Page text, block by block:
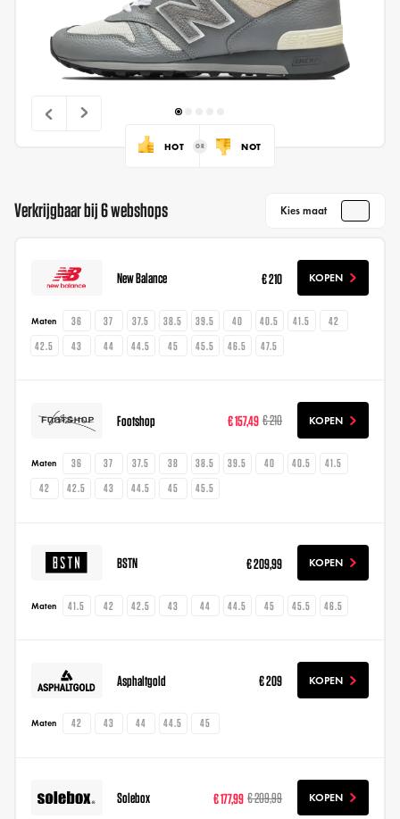
HOT NOT
Verkrijgbaar bij 6 webshops Kies maat
New Balance € 210 KOPEN
Maten 36 37 37.5 38.5 39.5 40 40.5 41.5
42
42.5
43 44 44.5 45 45.5 46.5 47.5
Footshop € 157,49 € 210 KOPEN
Maten 36 37 37.5 38 38.5 39.5 40 40.5
41.5
42
42.5 43 44.5 45 45.5
BSTN € 209,99 KOPEN
Maten 41.5 42 42.5 43 44 44.5 45 45.5 46.5
Asphaltgold € 209 KOPEN
Maten 42 43 44 44.5 45
Solebox € 177,99 € 209,99 KOPEN